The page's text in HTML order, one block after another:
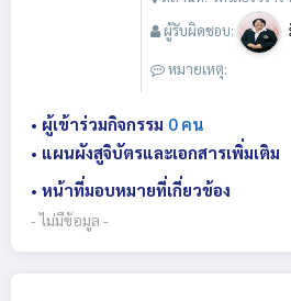
ผู้รับผิดชอบ:
หมายเหตุ:
• ผู้เข้าร่วมกิจกรรม 0 คน
• แผนผังสูจิบัตรและเอกสารเพิ่มเติม
• หน้าที่มอบหมายที่เกี่ยวข้อง
- ไม่มีข้อมูล -